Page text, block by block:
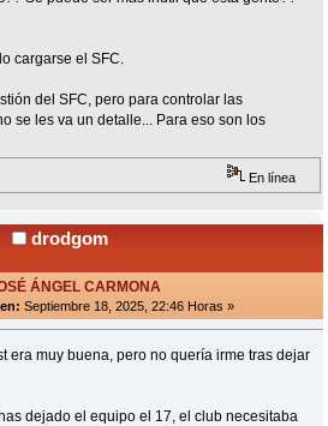
cargarse el SFC.
del SFC, pero para controlar las
se les va un detalle... Para eso son los
En línea
drodgom
ÁNGEL CARMONA
Septiembre 18, 2025, 22:46 Horas »
era muy buena, pero no quería irme tras dejar
dejado el equipo el 17, el club necesitaba